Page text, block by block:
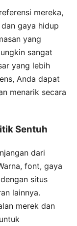
mereka,
gaya hidup
yang
sangat
yang lebih
Anda dapat
menarik secara
Sentuh
dari
font, gaya
situs
lainnya.
merek dan